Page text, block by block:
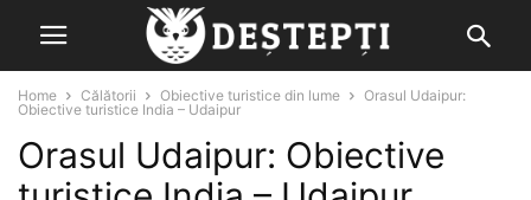
Home Călătorii Obiective turistice din lume
Orasul Udaipur:
Obiective turistice India – Udaipur
Orasul Udaipur: Obiective